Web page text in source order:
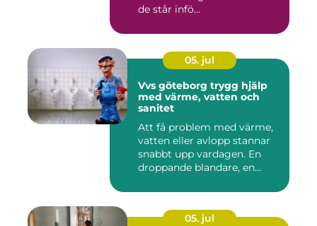
de står infö...
05. jul
Vvs göteborg trygg hjälp
med värme, vatten och
sanitet
Att få problem med värme,
vatten eller avlopp stannar
snabbt upp vardagen. En
droppande blandare, en...
05. jul